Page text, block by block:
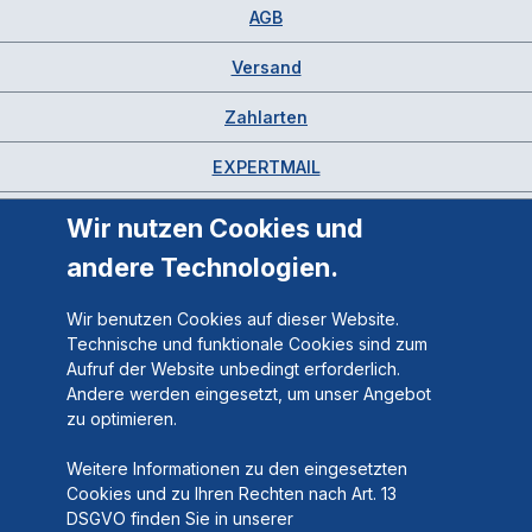
AGB
Versand
Zahlarten
EXPERTMAIL
Wir nutzen Cookies und
andere Technologien.
Wir benutzen Cookies auf dieser Website.
Technische und funktionale Cookies sind zum
Aufruf der Website unbedingt erforderlich.
Andere werden eingesetzt, um unser Angebot
zu optimieren.
Weitere Informationen zu den eingesetzten
Cookies und zu Ihren Rechten nach Art. 13
DSGVO finden Sie in unserer